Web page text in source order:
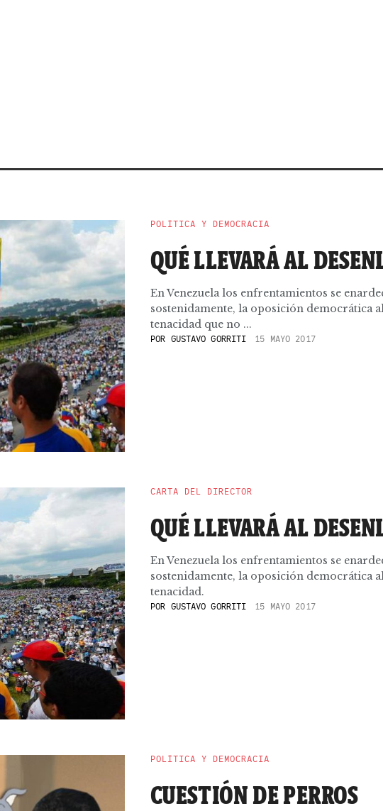
POLÍTICA Y DEMOCRACIA
QUÉ LLEVARÁ AL
En Venezuela los enfrentamientos se
sostenidamente, la oposición democrática
tenacidad que no ...
POR GUSTAVO GORRITI 15 MAYO 2017
CARTA DEL DIRECTOR
QUÉ LLEVARÁ AL
En Venezuela los enfrentamientos se
sostenidamente, la oposición democrática
tenacidad.
POR GUSTAVO GORRITI 15 MAYO 2017
POLÍTICA Y DEMOCRACIA
CUESTIÓN DE PERROS